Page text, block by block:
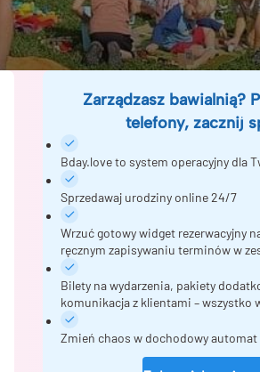
Zarządzasz bawialnią?
telefony, zacznij
Bday.love to system operacyjny dla
Sprzedawaj urodziny online 24/7
Wrzuć gotowy widget rezerwacyjny
ręcznym zapisywaniu terminów w
Bilety na wydarzenia, pakiety
komunikacja z klientami – wszystko
Zmień chaos w dochodowy automat